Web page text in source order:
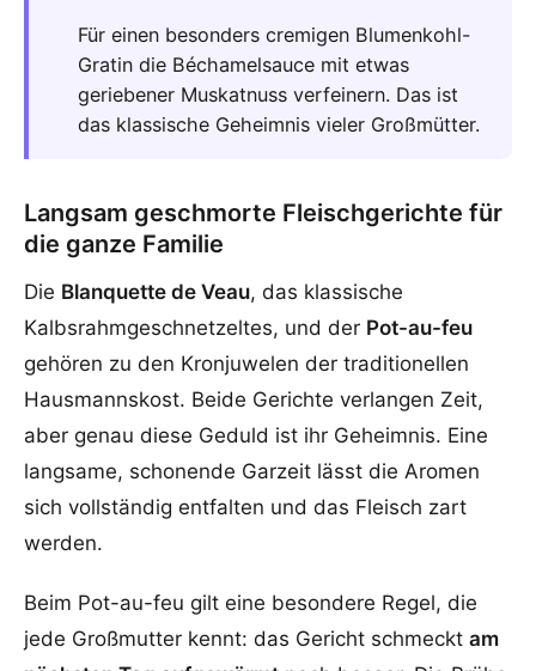
Für einen besonders cremigen Blumenkohl-
Gratin die Béchamelsauce mit etwas
geriebener Muskatnuss verfeinern. Das ist
das klassische Geheimnis vieler Großmütter.
Langsam geschmorte Fleischgerichte für
die ganze Familie
Die Blanquette de Veau, das klassische
Kalbsrahmgeschnetzeltes, und der Pot-au-feu
gehören zu den Kronjuwelen der traditionellen
Hausmannskost. Beide Gerichte verlangen Zeit,
aber genau diese Geduld ist ihr Geheimnis. Eine
langsame, schonende Garzeit lässt die Aromen
sich vollständig entfalten und das Fleisch zart
werden.
Beim Pot-au-feu gilt eine besondere Regel, die
jede Großmutter kennt: das Gericht schmeckt am